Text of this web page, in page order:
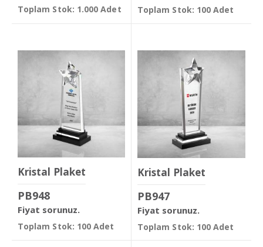
Toplam Stok: 1.000 Adet Toplam Stok: 100 Adet
Kristal Plaket
PB948
Fiyat sorunuz.
Toplam Stok: 100 Adet
Kristal Plaket
PB947
Fiyat sorunuz.
Toplam Stok: 100 Adet